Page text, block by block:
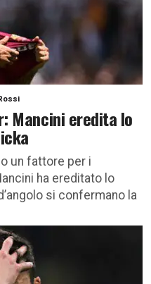
Mancini eredita lo
un fattore per i
ha ereditato lo
si confermano la